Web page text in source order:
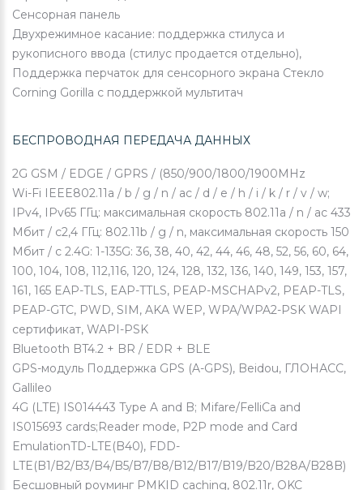
Сенсорная панель
Двухрежимное касание: поддержка стилуса и
рукописного ввода (стилус продается отдельно),
Поддержка перчаток для сенсорного экрана Стекло
Corning Gorilla с поддержкой мультитач
БЕСПРОВОДНАЯ ПЕРЕДАЧА ДАННЫХ
2G GSM / EDGE / GPRS / (850/900/1800/1900MHz
Wi-Fi IEEE802.11a / b / g / n / ac / d / e / h / i / k / r / v / w;
IPv4, IPv65 ГГц: максимальная скорость 802.11a / n / ac 433
Мбит / с2,4 ГГц: 802.11b / g / n, максимальная скорость 150
Мбит / с 2.4G: 1-135G: 36, 38, 40, 42, 44, 46, 48, 52, 56, 60, 64,
100, 104, 108, 112,116, 120, 124, 128, 132, 136, 140, 149, 153, 157,
161, 165 EAP-TLS, EAP-TTLS, PEAP-MSCHAPv2, PEAP-TLS,
PEAP-GTC, PWD, SIM, AKA WEP, WPA/WPA2-PSK WAPI
сертификат, WAPI-PSK
Bluetooth BT4.2 + BR / EDR + BLE
GPS-модуль Поддержка GPS (A-GPS), Beidou, ГЛОНАСС,
Gallileo
4G (LTE) IS014443 Type A and B; Mifare/FelliCa and
IS015693 cards;Reader mode, P2P mode and Card
EmulationTD-LTE(B40), FDD-
LTE(B1/B2/B3/B4/B5/B7/B8/B12/B17/B19/B20/B28A/B28B)
Бесшовный роуминг PMKID caching, 802.11r, OKC